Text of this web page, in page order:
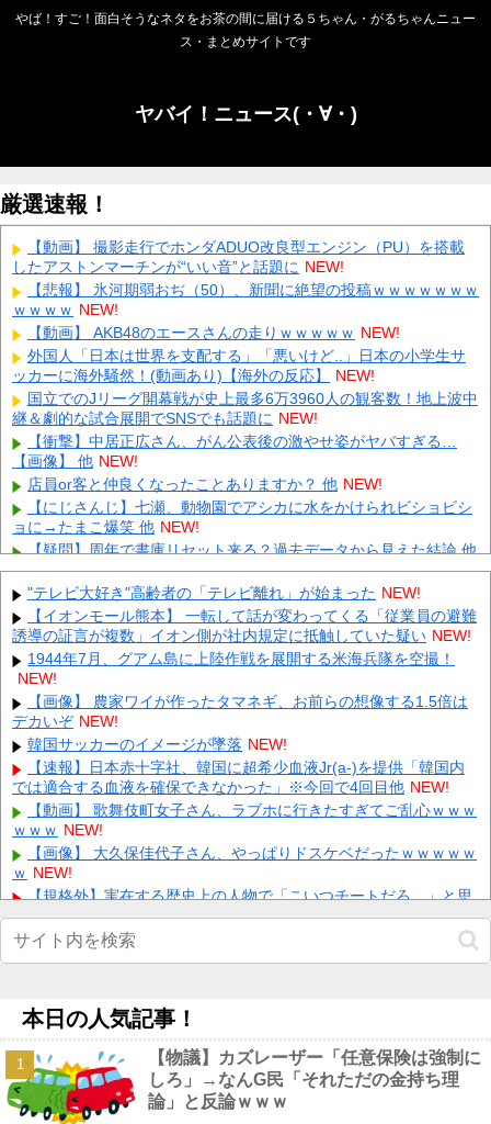
やば！すご！面白そうなネタをお茶の間に届ける５ちゃん・がるちゃんニュー
ス・まとめサイトです
ヤバイ！ニュース(・∀・)
厳選速報！
【動画】 撮影走行でホンダADUO改良型エンジン（PU）を搭載
したアストンマーチンが“いい音”と話題に NEW!
【悲報】 氷河期弱おぢ（50）、新聞に絶望の投稿ｗｗｗｗｗｗｗ
ｗｗｗｗ NEW!
【動画】 AKB48のエースさんの走りｗｗｗｗｗ NEW!
外国人「日本は世界を支配する」「悪いけど..」日本の小学生サ
ッカーに海外騒然！(動画あり)【海外の反応】
NEW!
国立でのJリーグ開幕戦が史上最多6万3960人の観客数！地上波中
継＆劇的な試合展開でSNSでも話題に NEW!
【衝撃】中居正広さん、がん公表後の激やせ姿がヤバすぎる…
【画像】 他 NEW!
店員or客と仲良くなったことありますか？ 他 NEW!
【にじさんじ】七瀬、動物園でアシカに水をかけられビショビシ
ョに→たまこ爆笑 他 NEW!
【疑問】周年で書庫リセット来る？過去データから見えた結論 他
NEW!
シカホワ村上、特大25号ホームラン！！！ 他 NEW!
【画像】 週刊少年ジャンプ、「ロクのおかしな家」とかいう微妙
な漫画を巻頭カラーにしたせいで100万部切る NEW!
飲み屋でケンカした相手をコロした男の弁護をした。そして数年
後、因果応報を思わせる出来事が…
【警告】 医師「米国では”ヘロインと同じくらいヤバい薬”が日本
では平気で処方されてる」
【悲報】 夏のピーク、もう終わってたｗｗｗｗｗ
【緊急】 今の若者に急増している『コレ』依存、めちゃくちゃ深
刻な模様w w w w w w w w w w NEW!
Powered by livedoor 相互RSS
"テレビ大好き"高齢者の「テレビ離れ」が始まった NEW!
【イオンモール熊本】 一転して話が変わってくる「従業員の避難
誘導の証言が複数」イオン側が社内規定に抵触していた疑い NEW!
1944年7月、グアム島に上陸作戦を展開する米海兵隊を空撮！
NEW!
【画像】 農家ワイが作ったタマネギ、お前らの想像する1.5倍は
デカいぞ NEW!
韓国サッカーのイメージが墜落 NEW!
【速報】日本赤十字社、韓国に超希少血液Jr(a-)を提供「韓国内
では適合する血液を確保できなかった」※今回で4回目他 NEW!
【動画】 歌舞伎町女子さん、ラブホに行きたすぎてご乱心ｗｗｗ
ｗｗｗ NEW!
【画像】 大久保佳代子さん、やっぱりドスケベだったｗｗｗｗｗ
ｗ NEW!
【規格外】実在する歴史上の人物で「こいつチートだろ…」と思
った奴あげてけ他 NEW!
ジャッキー・チェン「濃いメンツでお酒飲んだw(パシャ」
NEW!
【画像】日テレの元女子アナさん、∧∨みたいに脱いでしまうｗ
太平洋戦争史振り返ると思ったけど日本より欧米が諸悪の根源や
ん他 NEW!
【画像】 佳子さま、ボディラインがHすぎる… NEW!
【衝撃】競泳で東京五輪「銀」の本多灯さん、危険運転致傷罪で
起訴・国際大会を辞退・・・・・・・・・他 NEW!
【衝撃】 佐藤二朗(57)、久しぶりにXを更新！その内容がガチで
本日の人気記事！
【物議】カズレーザー「任意保険は強制に
しろ」→なんG民「それただの金持ち理
論」と反論ｗｗｗ